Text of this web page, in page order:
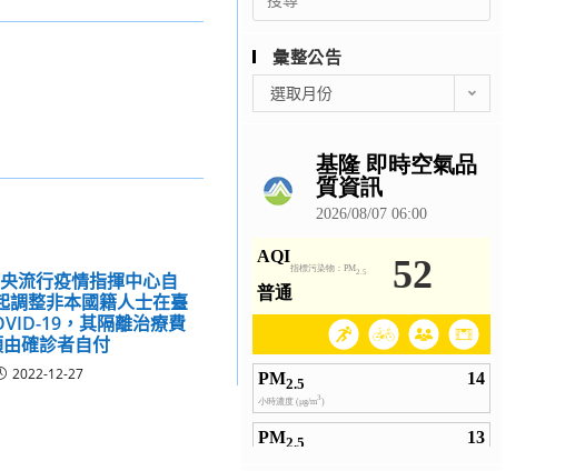
流行疫情指揮中心自
調整非本國籍人士在臺
19，其隔離治療費
確診者自付
2022-12-27
for:
彙整公告
整
選取月份